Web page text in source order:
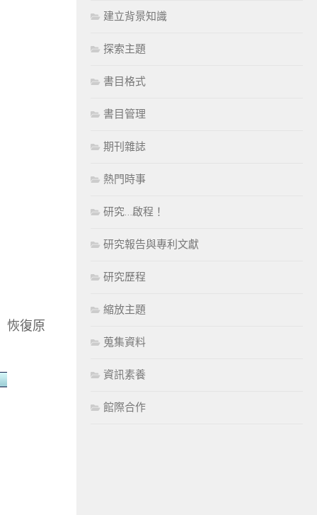
恢復原
建立背景知識
探索主題
書目格式
書目管理
期刊雜誌
熱門時事
研究…啟程！
研究報告與專利文獻
研究歷程
縮放主題
蒐集資料
資訊素養
館際合作